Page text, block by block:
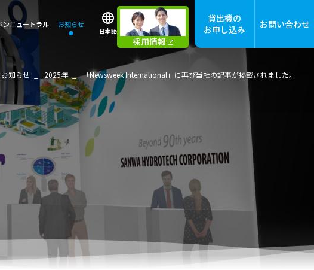
ンニュートラル お知らせ
日本語
採用情報
貸出機の
お申し込み
お問い合わせ
お知らせ 2025年 「Newsweek International」に再び当社の記事が掲載されました。